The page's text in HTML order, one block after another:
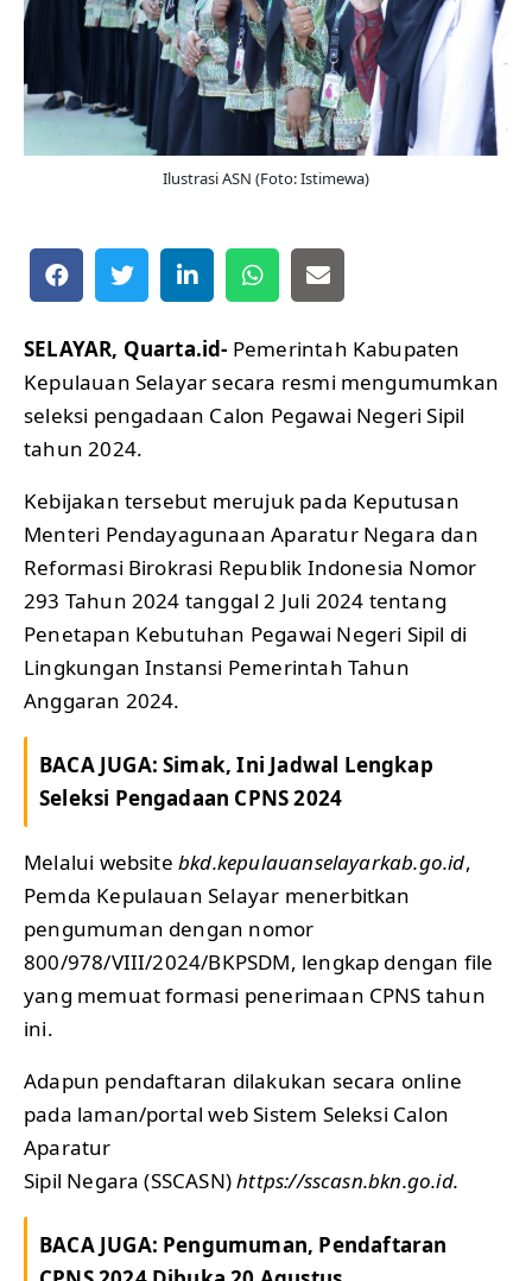
Ilustrasi ASN (Foto: Istimewa)
SELAYAR, Quarta.id- Pemerintah Kabupaten
Kepulauan Selayar secara resmi mengumumkan
seleksi pengadaan Calon Pegawai Negeri Sipil
tahun 2024.
Kebijakan tersebut merujuk pada Keputusan
Menteri Pendayagunaan Aparatur Negara dan
Reformasi Birokrasi Republik Indonesia Nomor
293 Tahun 2024 tanggal 2 Juli 2024 tentang
Penetapan Kebutuhan Pegawai Negeri Sipil di
Lingkungan Instansi Pemerintah Tahun
Anggaran 2024.
BACA JUGA:Simak, Ini Jadwal Lengkap
Seleksi Pengadaan CPNS 2024
Melalui websitebkd.kepulauanselayarkab.go.id,
Pemda Kepulauan Selayar menerbitkan
pengumuman dengan nomor
800/978/VIII/2024/BKPSDM, lengkap dengan file
yang memuat formasi penerimaan CPNS tahun
ini.
Adapun pendaftaran dilakukan secara online
pada laman/portal web Sistem Seleksi Calon
Aparatur
Sipil Negara (SSCASN)https://sscasn.bkn.go.id.
BACA JUGA: Pengumuman, Pendaftaran